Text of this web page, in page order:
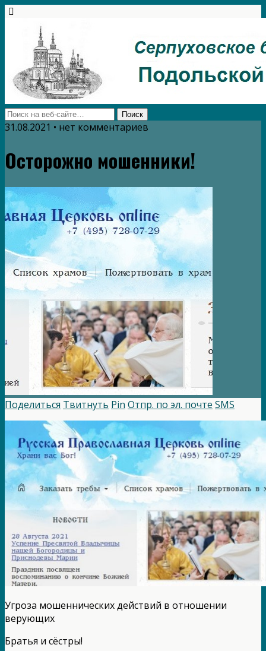
31.08.2021 • нет комментариев
Осторожно мошенники!
Поделиться Твитнуть Pin Отпр. по эл. почте SMS
Угроза мошеннических действий в отношении
верующих
Братья и сёстры!